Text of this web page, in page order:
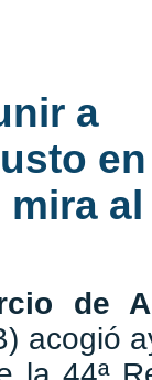
a
en
al
de
acogió